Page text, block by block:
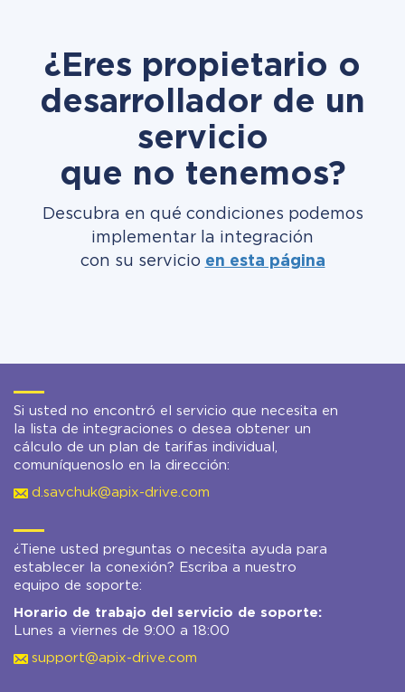
¿Eres propietario o
desarrollador de un
servicio
que no tenemos?
Descubra en qué condiciones podemos
implementar la integración
con su servicio en esta página
Si usted no encontró el servicio que necesita en
la lista de integraciones o desea obtener un
cálculo de un plan de tarifas individual,
comuníquenoslo en la dirección:
d.savchuk@apix-drive.com
¿Tiene usted preguntas o necesita ayuda para
establecer la conexión? Escriba a nuestro
equipo de soporte:
Horario de trabajo del servicio de soporte:
Lunes a viernes de 9:00 a 18:00
support@apix-drive.com